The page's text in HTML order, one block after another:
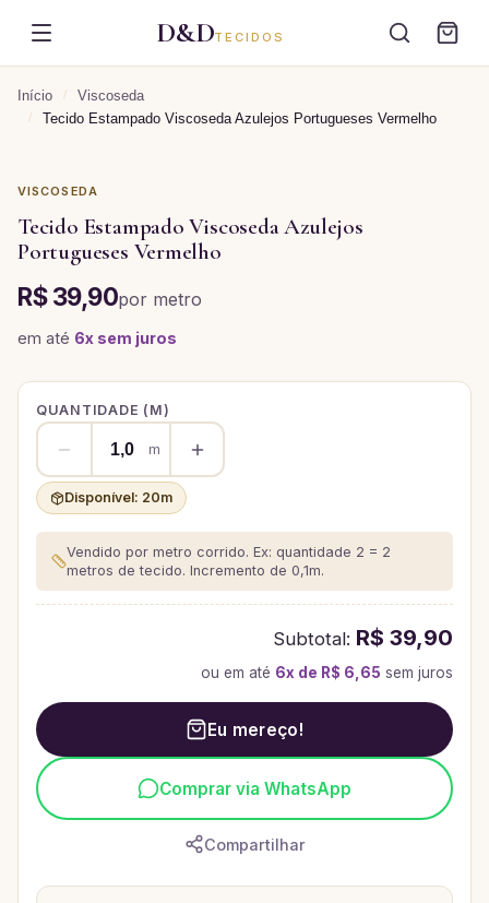
D&DTECIDOS
Início / Viscoseda
/ Tecido Estampado Viscoseda Azulejos Portugueses Vermelho
VISCOSEDA
Tecido Estampado Viscoseda Azulejos
Portugueses Vermelho
R$ 39,90por metro
em até 6x sem juros
QUANTIDADE ( M)
m
Disponível: 20m
Vendido por metro corrido. Ex: quantidade 2 = 2
metros de tecido. Incremento de 0,1m.
Subtotal: R$ 39,90
ou em até 6x de R$ 6,65 sem juros
Eu mereço!
Comprar via WhatsApp
Compartilhar